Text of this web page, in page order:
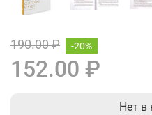
190.00 ₽
152.00 ₽
-20%
Нет в